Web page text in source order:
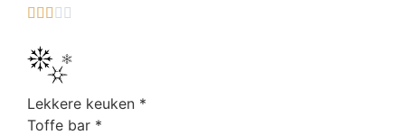
    
Lekkere keuken *
Toffe bar *